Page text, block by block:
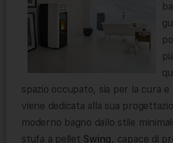
spazio occupato, sia per la cura e
viene dedicata alla sua
moderno bagno dallo stile
stufa a pellet Swing, capace di